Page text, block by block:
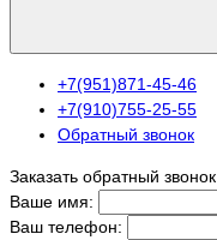
+7(951)871-45-46
+7(910)755-25-55
Обратный звонок
Заказать обратный звонок
Ваше имя:
Ваш телефон: